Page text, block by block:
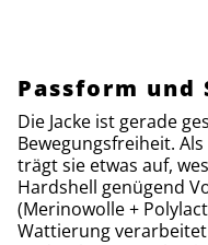
Passform und
Die Jacke ist gerade
Bewegungsfreiheit.
trägt sie etwas auf,
Hardshell genügend
(Merinowolle +
Wattierung